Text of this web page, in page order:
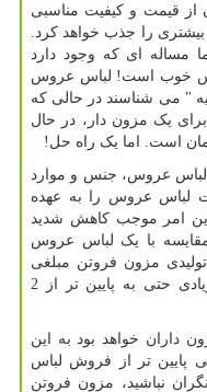
قیمت و کیفیت مناسبی
را جذب خواهد کرد.
مساله ای که وجود دارد
خوب است! لباس عروس
" می شناسند در حالی که
یک مزون دار، در حال
عروس، جنس و موارد
لباس عروس را به عهده
امر موجب کاهش شدید
با یک لباس عروس
مزون فروتن مبلغی
پایین تر از 3 میلیون دارند. در موارد زیادی حتی به پایین تر از 2
داران خواهد بود به این
پایین تر از فروش لباس
نباشید، مزون فروتن